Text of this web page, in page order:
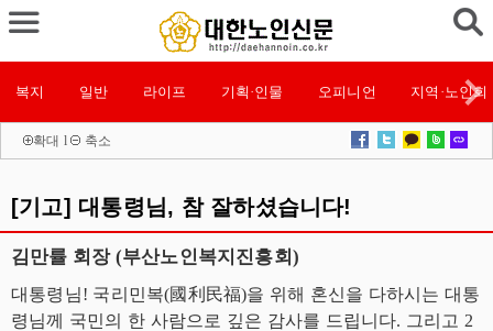
복지 일반 라이프 기획·인물 오피니언 지역·노인회
확대 l 축소
[기고] 대통령님, 참 잘하셨습니다!
김만률 회장 (부산노인복지진흥회)
대통령님! 국리민복(國利民福)을 위해 혼신을 다하시는 대통
령님께 국민의 한 사람으로 깊은 감사를 드립니다. 그리고 2